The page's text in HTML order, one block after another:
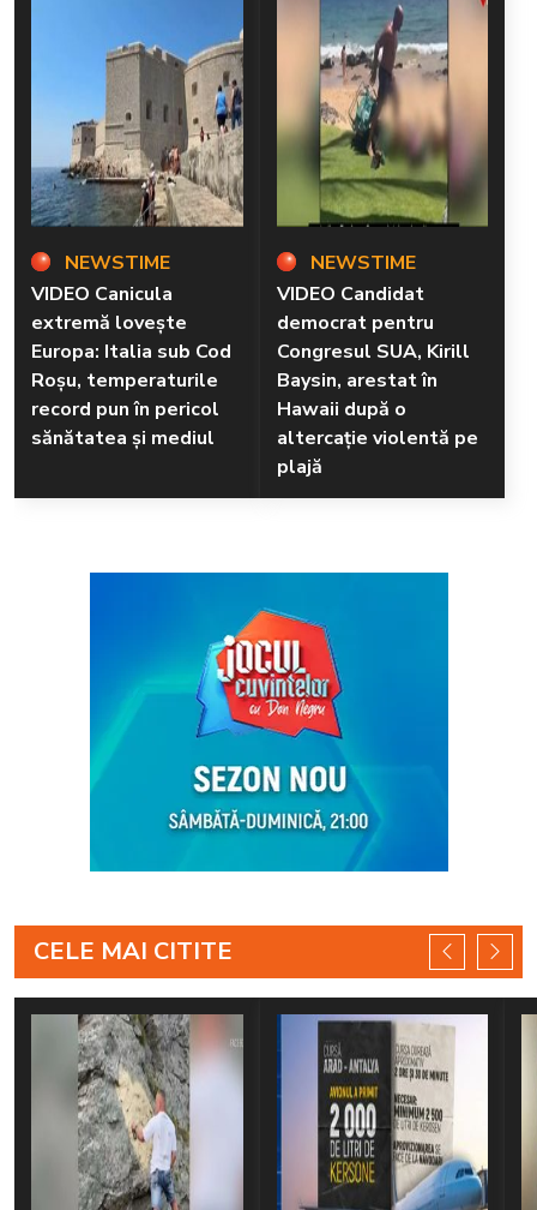
NEWSTIME
VIDEO Canicula
extremă lovește
Europa: Italia sub Cod
Roșu, temperaturile
record pun în pericol
sănătatea și mediul
NEWSTIME
VIDEO Candidat
democrat pentru
Congresul SUA, Kirill
Baysin, arestat în
Hawaii după o
altercație violentă pe
plajă
CELE MAI CITITE